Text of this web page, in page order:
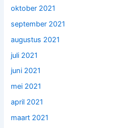
oktober 2021
september 2021
augustus 2021
juli 2021
juni 2021
mei 2021
april 2021
maart 2021